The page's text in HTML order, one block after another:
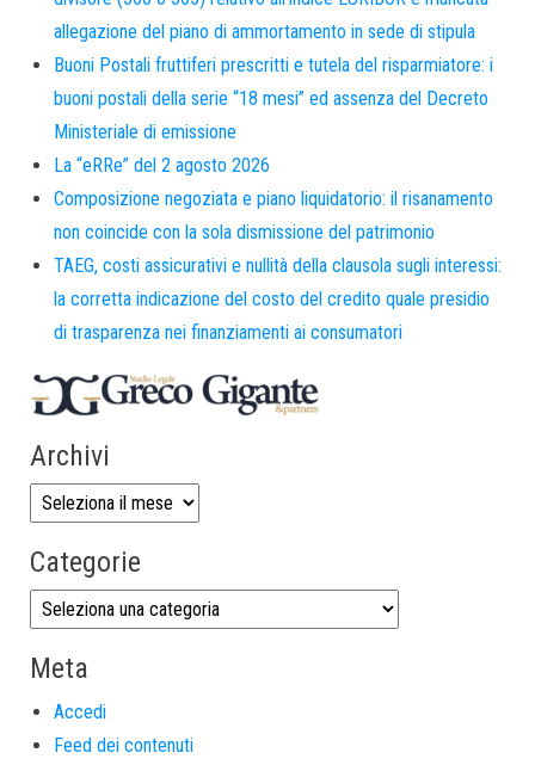
allegazione del piano di ammortamento in sede di stipula
Buoni Postali fruttiferi prescritti e tutela del risparmiatore: i
buoni postali della serie “18 mesi” ed assenza del Decreto
Ministeriale di emissione
La “eRRe” del 2 agosto 2026
Composizione negoziata e piano liquidatorio: il risanamento
non coincide con la sola dismissione del patrimonio
TAEG, costi assicurativi e nullità della clausola sugli interessi:
la corretta indicazione del costo del credito quale presidio
di trasparenza nei finanziamenti ai consumatori
Archivi
Categorie
Meta
Accedi
Feed dei contenuti